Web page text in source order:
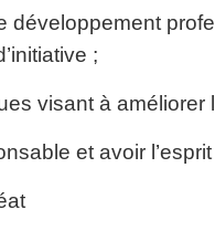
développement
;
visant à améliorer
et avoir l’esprit